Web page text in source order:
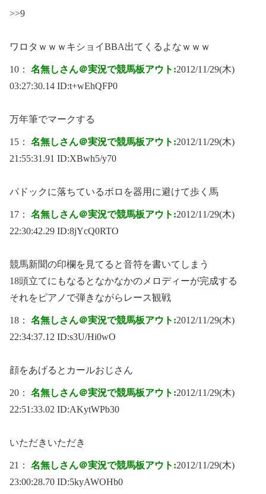
>>9
ワロタｗｗｗキショイBBA出てくるよなｗｗｗ
10： 名無しさん＠実況で競馬板アウト:2012/11/29(木)
03:27:30.14 ID:t+wEhQFP0
万年筆でマークする
15： 名無しさん＠実況で競馬板アウト:2012/11/29(木)
21:55:31.91 ID:XBwh5/y70
パドックに落ちているボロを器用に避けて歩く馬
17： 名無しさん＠実況で競馬板アウト:2012/11/29(木)
22:30:42.29 ID:8jYcQ0RTO
競馬新聞の印欄を見てると音符を書いてしまう
18頭立てにもなるとなかなかのメロディーが完成する
それをピアノで弾きながらレース観戦
18： 名無しさん＠実況で競馬板アウト:2012/11/29(木)
22:34:37.12 ID:s3U/Hi0wO
顔をあげるとカールおじさん
20： 名無しさん＠実況で競馬板アウト:2012/11/29(木)
22:51:33.02 ID:AKytWPb30
いただきいただき
21： 名無しさん＠実況で競馬板アウト:2012/11/29(木)
23:00:28.70 ID:5kyAWOHb0